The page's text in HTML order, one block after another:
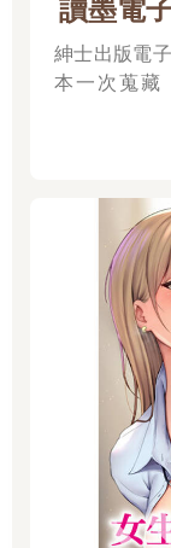
讀墨電
紳士出版電
本一次蒐藏
●得死去活